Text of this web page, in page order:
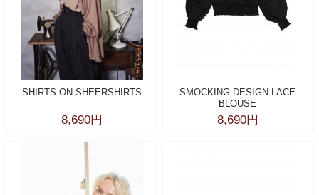
SHIRTS ON SHEERSHIRTS
8,690円
SMOCKING DESIGN LACE
BLOUSE
8,690円